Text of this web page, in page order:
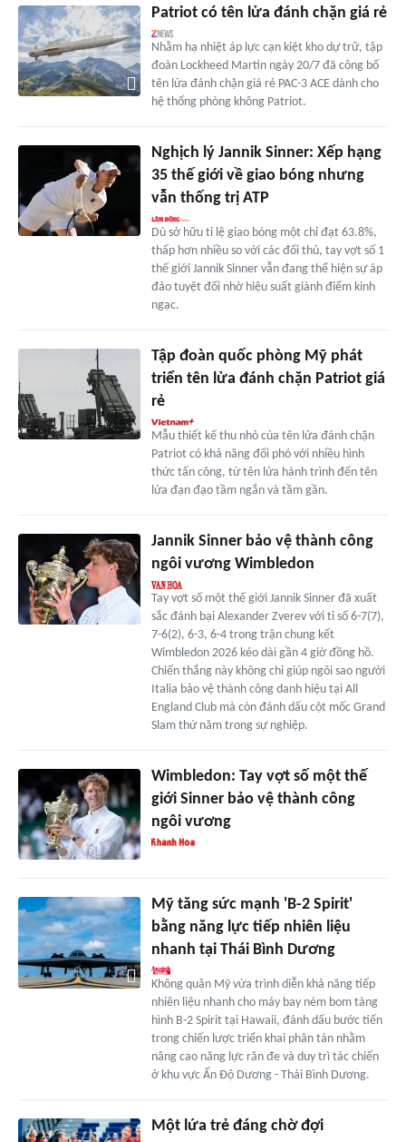
Patriot có tên lửa đánh chặn giá rẻ
Nhằm hạ nhiệt áp lực cạn kiệt kho dự trữ, tập
đoàn Lockheed Martin ngày 20/7 đã công bố
tên lửa đánh chặn giá rẻ PAC-3 ACE dành cho
hệ thống phòng không Patriot.
Nghịch lý Jannik Sinner: Xếp hạng
35 thế giới về giao bóng nhưng
vẫn thống trị ATP
Dù sở hữu tỉ lệ giao bóng một chỉ đạt 63.8%,
thấp hơn nhiều so với các đối thủ, tay vợt số 1
thế giới Jannik Sinner vẫn đang thể hiện sự áp
đảo tuyệt đối nhờ hiệu suất giành điểm kinh
ngạc.
Tập đoàn quốc phòng Mỹ phát
triển tên lửa đánh chặn Patriot giá
rẻ
Mẫu thiết kế thu nhỏ của tên lửa đánh chặn
Patriot có khả năng đối phó với nhiều hình
thức tấn công, từ tên lửa hành trình đến tên
lửa đạn đạo tầm ngắn và tầm gần.
Jannik Sinner bảo vệ thành công
ngôi vương Wimbledon
Tay vợt số một thế giới Jannik Sinner đã xuất
sắc đánh bại Alexander Zverev với tỉ số 6-7(7),
7-6(2), 6-3, 6-4 trong trận chung kết
Wimbledon 2026 kéo dài gần 4 giờ đồng hồ.
Chiến thắng này không chỉ giúp ngôi sao người
Italia bảo vệ thành công danh hiệu tại All
England Club mà còn đánh dấu cột mốc Grand
Slam thứ năm trong sự nghiệp.
Wimbledon: Tay vợt số một thế
giới Sinner bảo vệ thành công
ngôi vương
Mỹ tăng sức mạnh 'B-2 Spirit'
bằng năng lực tiếp nhiên liệu
nhanh tại Thái Bình Dương
Không quân Mỹ vừa trình diễn khả năng tiếp
nhiên liệu nhanh cho máy bay ném bom tàng
hình B-2 Spirit tại Hawaii, đánh dấu bước tiến
trong chiến lược triển khai phân tán nhằm
nâng cao năng lực răn đe và duy trì tác chiến
ở khu vực Ấn Độ Dương - Thái Bình Dương.
Một lứa trẻ đáng chờ đợi